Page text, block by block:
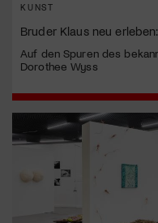
KUNST
Bruder Klaus neu
Auf den Spuren des
Dorothee Wyss